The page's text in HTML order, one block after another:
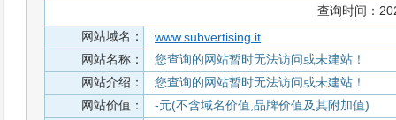
查询时间：
网站域名：
www.subvertising.it
网站名称：
您查询的网站暂时无法访问或未建站！
网站介绍：
您查询的网站暂时无法访问或未建站！
网站价值：
-元(不含域名价值,品牌价值及其附加值)